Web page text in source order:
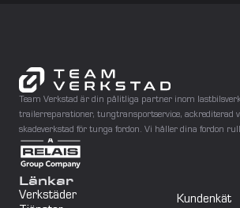
Norrköping
Eskilstuna
Team Verkstad är din pålitliga partner inom
trailerreparationer, tungtransportservice, ackrediterad
skadeverkstad för tunga fordon. Vi håller dina fordon
Länkar
Verkstäder
Kundenkät